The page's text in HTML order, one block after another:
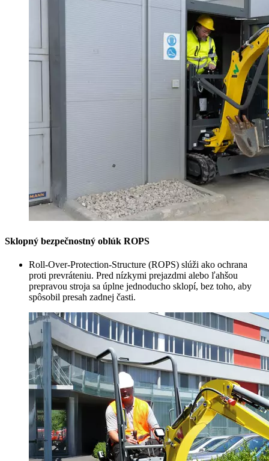
Sklopný bezpečnostný oblúk ROPS
Roll-Over-Protection-Structure (ROPS) slúži ako ochrana
proti prevráteniu. Pred nízkymi prejazdmi alebo ľahšou
prepravou stroja sa úplne jednoducho sklopí, bez toho, aby
spôsobil presah zadnej časti.